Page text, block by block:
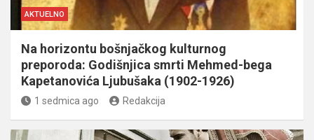
AKTUELNO
Na horizontu bošnjačkog kulturnog
preporoda: Godišnjica smrti Mehmed-bega
Kapetanovića Ljubušaka (1902-1926)
1 sedmica ago Redakcija